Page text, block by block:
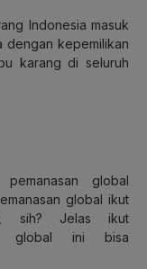
Indonesia masuk
dengan kepemilikan
karang di seluruh
global
global ikut
sih? Jelas ikut
global ini bisa